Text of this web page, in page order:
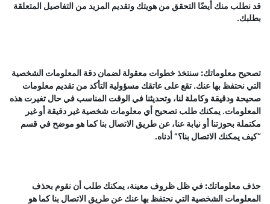
قد نطلب منك أيضًا التحقق من هويتك وتقديم المزيد من التفاصيل المتعلقة
بطلبك.
تصحيح معلوماتك:سنتخذ خطوات معقولة لضمان دقة المعلومات الشخصية
التي نحتفظ بها عنك. تقع على عاتقك مسؤولية التأكد من تقديم معلومات
صحيحة ودقيقة وكاملة لنا، وتحديثنا في الوقت المناسب في حال تغيرت هذه
المعلومات. يمكنك طلب تصحيح أي معلومات شخصية غير دقيقة أو غير
مكتملة بحوزتنا أو نيابة عنا، عن طريق الاتصال بنا كما هو موضح في قسم
“كيف يمكنك الاتصال بنا؟” أدناه.
حذف معلوماتك:في ظل ظروف معينة، يمكنك طلب أن نقوم بحذف
المعلومات الشخصية التي نحتفظ بها عنك عن طريق الاتصال بنا كما هو